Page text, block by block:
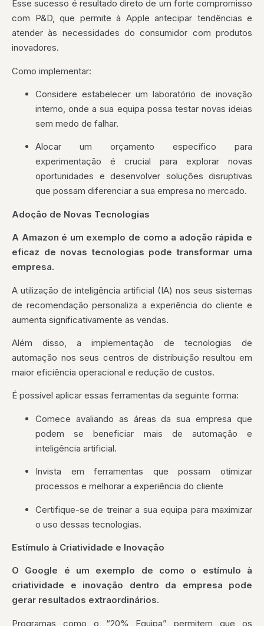
Esse sucesso é resultado direto de um forte compromisso
com P&D, que permite à Apple antecipar tendências e
atender às necessidades do consumidor com produtos
inovadores.
Como implementar:
Considere estabelecer um laboratório de inovação
interno, onde a sua equipa possa testar novas ideias
sem medo de falhar.
Alocar um orçamento específico para
experimentação é crucial para explorar novas
oportunidades e desenvolver soluções disruptivas
que possam diferenciar a sua empresa no mercado.
Adoção de Novas Tecnologias
A Amazon é um exemplo de como a adoção rápida e
eficaz de novas tecnologias pode transformar uma
empresa.
A utilização de inteligência artificial (IA) nos seus sistemas
de recomendação personaliza a experiência do cliente e
aumenta significativamente as vendas.
Além disso, a implementação de tecnologias de
automação nos seus centros de distribuição resultou em
maior eficiência operacional e redução de custos.
É possível aplicar essas ferramentas da seguinte forma:
Comece avaliando as áreas da sua empresa que
podem se beneficiar mais de automação e
inteligência artificial.
Invista em ferramentas que possam otimizar
processos e melhorar a experiência do cliente
Certifique-se de treinar a sua equipa para maximizar
o uso dessas tecnologias.
Estímulo à Criatividade e Inovação
O Google é um exemplo de como o estímulo à
criatividade e inovação dentro da empresa pode
gerar resultados extraordinários.
Programas como o “20% Equipa” permitem que os